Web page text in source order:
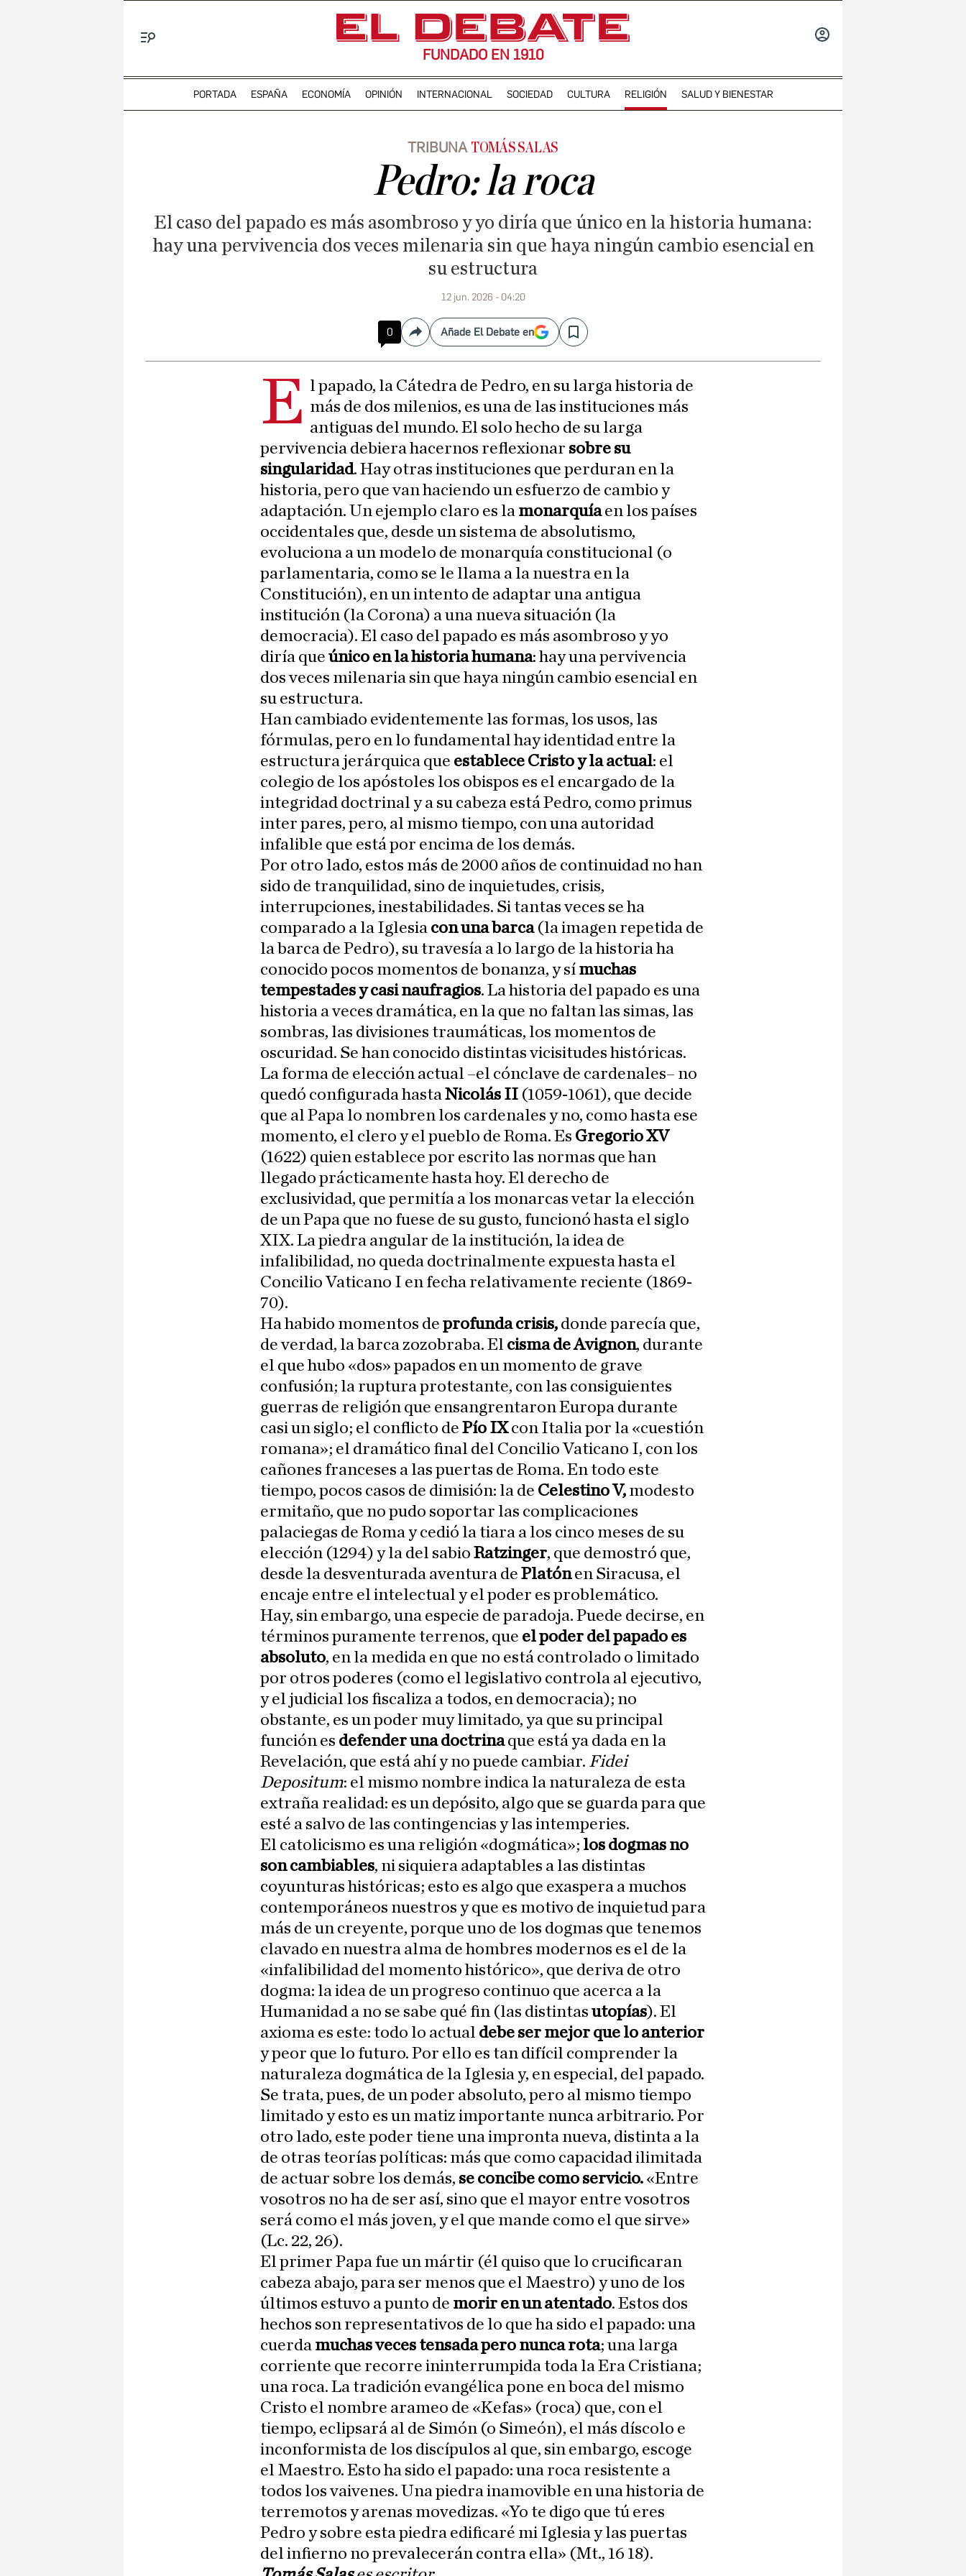
FUNDADO EN 1910
PORTADA ESPAÑA ECONOMÍA OPINIÓN INTERNACIONAL SOCIEDAD CULTURA RELIGIÓN SALUD Y BIENESTAR
TRIBUNA TOMÁS SALAS
Pedro: la roca
El caso del papado es más asombroso y yo diría que único en la historia humana:
hay una pervivencia dos veces milenaria sin que haya ningún cambio esencial en
su estructura
12 jun. 2026 - 04:20
0 CompartirAñade El Debate en Save
E l papado, la Cátedra de Pedro, en su larga historia de
más de dos milenios, es una de las instituciones más
antiguas del mundo. El solo hecho de su larga
pervivencia debiera hacernos reflexionar sobre su
singularidad. Hay otras instituciones que perduran en la
historia, pero que van haciendo un esfuerzo de cambio y
adaptación. Un ejemplo claro es la monarquíaen los países
occidentales que, desde un sistema de absolutismo,
evoluciona a un modelo de monarquía constitucional (o
parlamentaria, como se le llama a la nuestra en la
Constitución), en un intento de adaptar una antigua
institución (la Corona) a una nueva situación (la
democracia). El caso del papado es más asombroso y yo
diría que único en la historia humana: hay una pervivencia
dos veces milenaria sin que haya ningún cambio esencial en
su estructura.
Han cambiado evidentemente las formas, los usos, las
fórmulas, pero en lo fundamental hay identidad entre la
estructura jerárquica que establece Cristo y la actual: el
colegio de los apóstoles los obispos es el encargado de la
integridad doctrinal y a su cabeza está Pedro, como primus
inter pares, pero, al mismo tiempo, con una autoridad
infalible que está por encima de los demás.
Por otro lado, estos más de 2000 años de continuidad no han
sido de tranquilidad, sino de inquietudes, crisis,
interrupciones, inestabilidades. Si tantas veces se ha
comparado a la Iglesia con una barca (la imagen repetida de
la barca de Pedro), su travesía a lo largo de la historia ha
conocido pocos momentos de bonanza, y sí muchas
tempestades y casi naufragios. La historia del papado es una
historia a veces dramática, en la que no faltan las simas, las
sombras, las divisiones traumáticas, los momentos de
oscuridad. Se han conocido distintas vicisitudes históricas.
La forma de elección actual –el cónclave de cardenales– no
quedó configurada hastaNicolás II (1059-1061), que decide
que al Papa lo nombren los cardenales y no, como hasta ese
momento, el clero y el pueblo de Roma. Es Gregorio XV
(1622) quien establece por escrito las normas que han
llegado prácticamente hasta hoy. El derecho de
exclusividad, que permitía a los monarcas vetar la elección
de un Papa que no fuese de su gusto, funcionó hasta el siglo
XIX. La piedra angular de la institución, la idea de
infalibilidad, no queda doctrinalmente expuesta hasta el
Concilio Vaticano I en fecha relativamente reciente (1869-
70).
Ha habido momentos de profunda crisis, donde parecía que,
de verdad, la barca zozobraba. El cisma de Avignon, durante
el que hubo «dos» papados en un momento de grave
confusión; la ruptura protestante, con las consiguientes
guerras de religión que ensangrentaron Europa durante
casi un siglo; el conflicto de Pío IXcon Italia por la «cuestión
romana»; el dramático final del Concilio Vaticano I, con los
cañones franceses a las puertas de Roma. En todo este
tiempo, pocos casos de dimisión: la de Celestino V, modesto
ermitaño, que no pudo soportar las complicaciones
palaciegas de Roma y cedió la tiara a los cinco meses de su
elección (1294) y la del sabio Ratzinger, que demostró que,
desde la desventurada aventura de Platónen Siracusa, el
encaje entre el intelectual y el poder es problemático.
Hay, sin embargo, una especie de paradoja. Puede decirse, en
términos puramente terrenos, que el poder del papado es
absoluto, en la medida en que no está controlado o limitado
por otros poderes (como el legislativo controla al ejecutivo,
y el judicial los fiscaliza a todos, en democracia); no
obstante, es un poder muy limitado, ya que su principal
función es defender una doctrinaque está ya dada en la
Revelación, que está ahí y no puede cambiar. Fidei
Depositum: el mismo nombre indica la naturaleza de esta
extraña realidad: es un depósito, algo que se guarda para que
esté a salvo de las contingencias y las intemperies.
El catolicismo es una religión «dogmática»; los dogmas no
son cambiables, ni siquiera adaptables a las distintas
coyunturas históricas; esto es algo que exaspera a muchos
contemporáneos nuestros y que es motivo de inquietud para
más de un creyente, porque uno de los dogmas que tenemos
clavado en nuestra alma de hombres modernos es el de la
«infalibilidad del momento histórico», que deriva de otro
dogma: la idea de un progreso continuo que acerca a la
Humanidad a no se sabe qué fin (las distintas utopías). El
axioma es este: todo lo actual debe ser mejor que lo anterior
y peor que lo futuro. Por ello es tan difícil comprender la
naturaleza dogmática de la Iglesia y, en especial, del papado.
Se trata, pues, de un poder absoluto, pero al mismo tiempo
limitado y esto es un matiz importante nunca arbitrario. Por
otro lado, este poder tiene una impronta nueva, distinta a la
de otras teorías políticas: más que como capacidad ilimitada
de actuar sobre los demás, se concibe como servicio. «Entre
vosotros no ha de ser así, sino que el mayor entre vosotros
será como el más joven, y el que mande como el que sirve»
(Lc. 22, 26).
El primer Papa fue un mártir (él quiso que lo crucificaran
cabeza abajo, para ser menos que el Maestro) y uno de los
últimos estuvo a punto de morir en un atentado. Estos dos
hechos son representativos de lo que ha sido el papado: una
cuerda muchas veces tensada pero nunca rota; una larga
corriente que recorre ininterrumpida toda la Era Cristiana;
una roca. La tradición evangélica pone en boca del mismo
Cristo el nombre arameo de «Kefas» (roca) que, con el
tiempo, eclipsará al de Simón (o Simeón), el más díscolo e
inconformista de los discípulos al que, sin embargo, escoge
el Maestro. Esto ha sido el papado: una roca resistente a
todos los vaivenes. Una piedra inamovible en una historia de
terremotos y arenas movedizas. «Yo te digo que tú eres
Pedro y sobre esta piedra edificaré mi Iglesia y las puertas
del infierno no prevalecerán contra ella» (Mt., 16 18).